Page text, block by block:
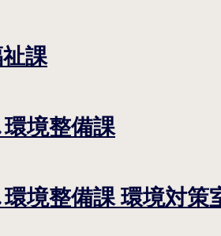
課
境整備課
境整備課 環境対策